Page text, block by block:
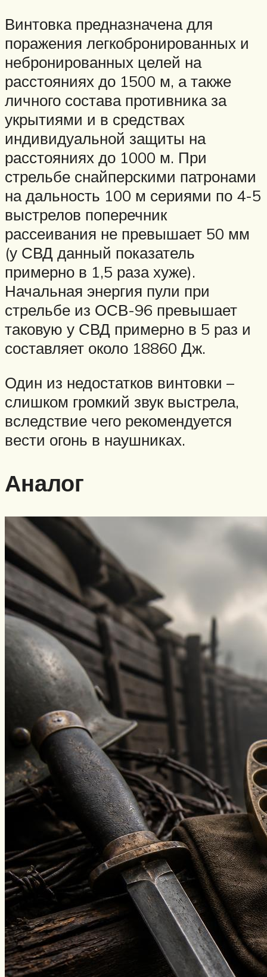
Винтовка предназначена для
поражения легкобронированных и
небронированных целей на
расстояниях до 1500 м, а также
личного состава противника за
укрытиями и в средствах
индивидуальной защиты на
расстояниях до 1000 м. При
стрельбе снайперскими патронами
на дальность 100 м сериями по 4-5
выстрелов поперечник
рассеивания не превышает 50 мм
(у СВД данный показатель
примерно в 1,5 раза хуже).
Начальная энергия пули при
стрельбе из ОСВ-96 превышает
таковую у СВД примерно в 5 раз и
составляет около 18860 Дж.
Один из недостатков винтовки –
слишком громкий звук выстрела,
вследствие чего рекомендуется
вести огонь в наушниках.
Аналог